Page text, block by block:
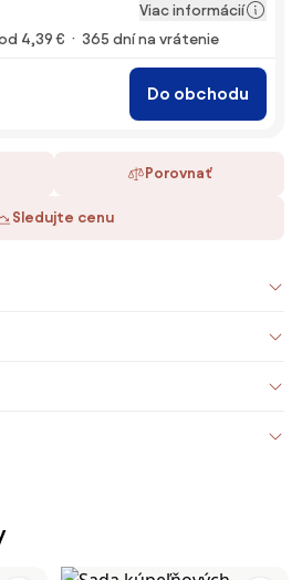
Viac informácií
4,39 € 365 dní na vrátenie
Do obchodu
Porovnať
Sledujte cenu